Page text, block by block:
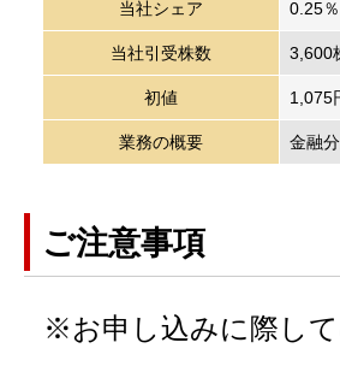
当社シェア 0.25％
当社引受株数 3,600
初値 1,075
業務の概要 金融
ご注意事項
※お申し込みに際し